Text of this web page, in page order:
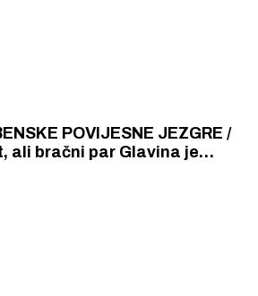
POVIJESNE JEZGRE /
ali bračni par Glavina je